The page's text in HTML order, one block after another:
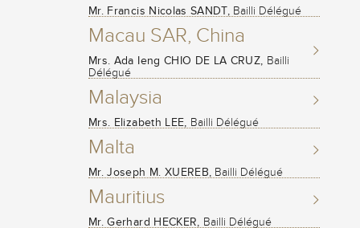
Mr. Francis Nicolas SANDT, Bailli Délégué
Macau SAR, China
Mrs. Ada Ieng CHIO DE LA CRUZ, Bailli
Délégué
Malaysia
Mrs. Elizabeth LEE, Bailli Délégué
Malta
Mr. Joseph M. XUEREB, Bailli Délégué
Mauritius
Mr. Gerhard HECKER, Bailli Délégué